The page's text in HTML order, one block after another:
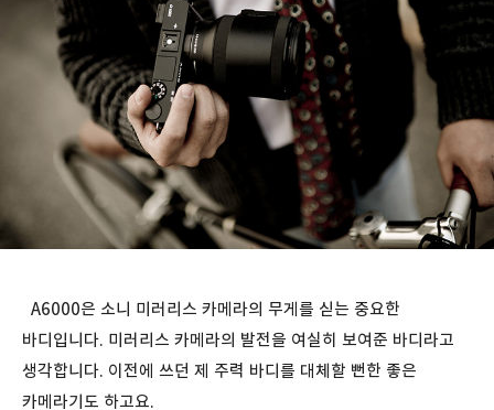
A6000은 소니 미러리스 카메라의 무게를 싣는 중요한
바디입니다. 미러리스 카메라의 발전을 여실히 보여준 바디라고
생각합니다. 이전에 쓰던 제 주력 바디를 대체할 뻔한 좋은
카메라기도 하고요.